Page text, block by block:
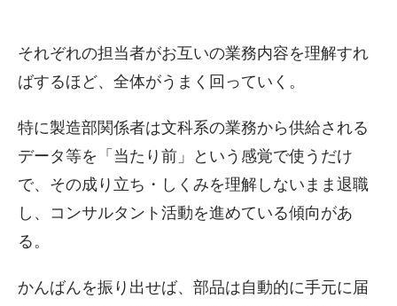
それぞれの担当者がお互いの業務内容を理解すれ
ばするほど、全体がうまく回っていく。
特に製造部関係者は文科系の業務から供給される
データ等を「当たり前」という感覚で使うだけ
で、その成り立ち・しくみを理解しないまま退職
し、コンサルタント活動を進めている傾向があ
る。
かんばんを振り出せば、部品は自動的に手元に届